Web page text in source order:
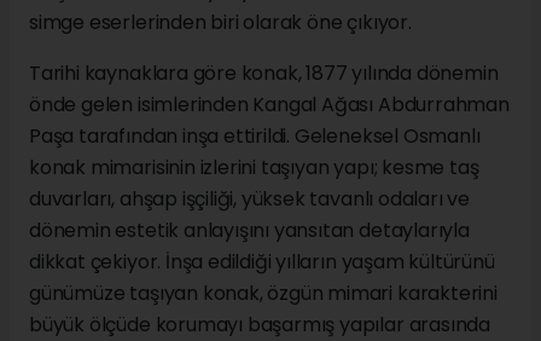
simge eserlerinden biri olarak öne çıkıyor.
Tarihi kaynaklara göre konak, 1877 yılında dönemin
önde gelen isimlerinden Kangal Ağası Abdurrahman
Paşa tarafından inşa ettirildi. Geleneksel Osmanlı
konak mimarisinin izlerini taşıyan yapı; kesme taş
duvarları, ahşap işçiliği, yüksek tavanlı odaları ve
dönemin estetik anlayışını yansıtan detaylarıyla
dikkat çekiyor. İnşa edildiği yılların yaşam kültürünü
günümüze taşıyan konak, özgün mimari karakterini
büyük ölçüde korumayı başarmış yapılar arasında